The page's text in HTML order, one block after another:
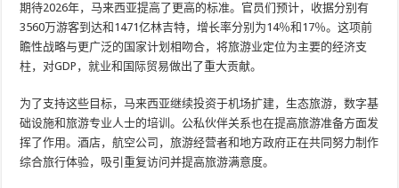
期待2026年，马来西亚提高了更高的标准。官员们预计，收据分别有
3560万游客到达和1471亿林吉特，增长率分别为14％和17％。这项前
瞻性战略与更广泛的国家计划相吻合，将旅游业定位为主要的经济支
柱，对GDP，就业和国际贸易做出了重大贡献。
为了支持这些目标，马来西亚继续投资于机场扩建，生态旅游，数字基
础设施和旅游专业人士的培训。公私伙伴关系也在提高旅游准备方面发
挥了作用。酒店，航空公司，旅游经营者和地方政府正在共同努力制作
综合旅行体验，吸引重复访问并提高旅游满意度。